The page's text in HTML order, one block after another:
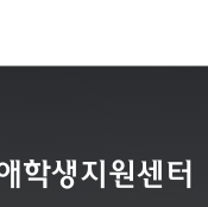
학생지원센터